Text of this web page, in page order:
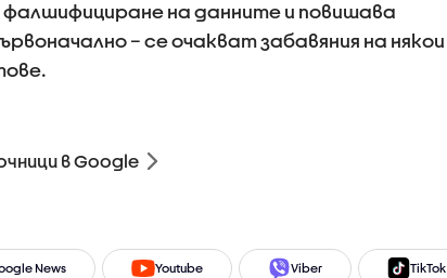
на данните и повишава
– се очакват забавяния на някои
в Google
News Youtube Viber TikTok